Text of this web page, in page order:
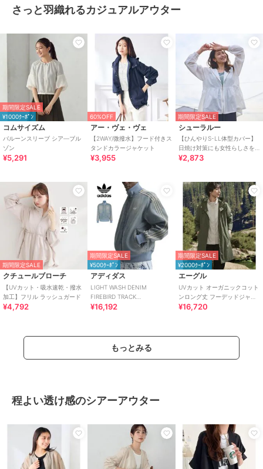
さっと羽織れるカジュアルアウター
期間限定SALE
¥1000ｸｰﾎﾟﾝ
コムサイズム
バルーンスリーブ シア―ブル
ゾン
¥5,291
60%OFF
アー・ヴェ・ヴェ
【2WAY/微撥水】フード付きス
タンドカラージャケット
¥3,955
期間限定SALE
シューラルー
【ひんやりS-LL体型カバー】
日焼け対策にも女性らしさを
UVカットペプラムパーカ
¥2,873
期間限定SALE
クチュールブローチ
【UVカット・吸水速乾・撥水
加工】フリル ラッシュガード
¥4,792
期間限定SALE
¥500ｸｰﾎﾟﾝ
アディダス
LIGHT WASH DENIM
FIREBIRD TRACK
TOP【DC091】 KS4970
¥16,192
期間限定SALE
¥2000ｸｰﾎﾟﾝ
エーグル
UVカット オーガニックコット
ンロング丈 フーデッドジャケ
ット
¥16,720
もっとみる
程よい透け感のシアーアウター